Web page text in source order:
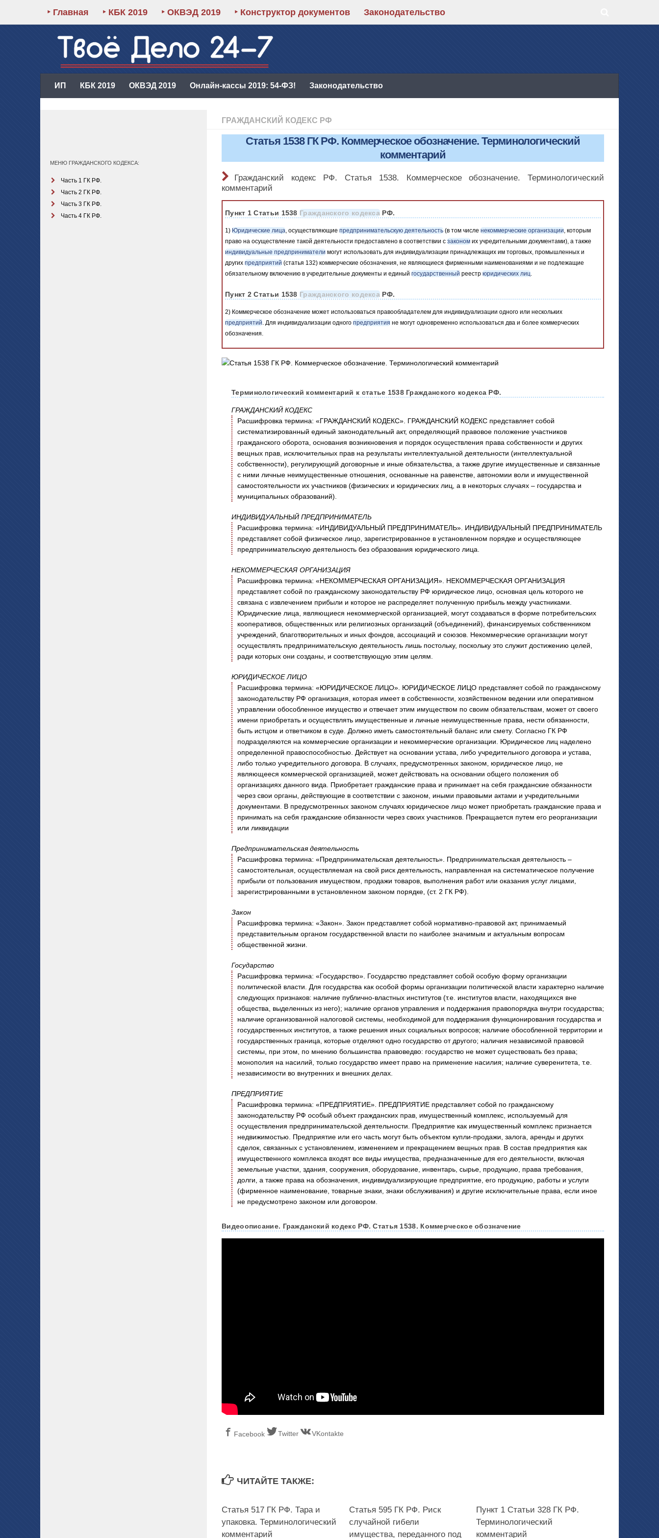
‣ Главная ‣ КБК 2019 ‣ ОКВЭД 2019 ‣ Конструктор документов Законодательство
ИП КБК 2019 ОКВЭД 2019 Онлайн-кассы 2019: 54-ФЗ! Законодательство
ГРАЖДАНСКИЙ КОДЕКС РФ
Статья 1538 ГК РФ. Коммерческое обозначение. Терминологический
комментарий
Гражданский кодекс РФ. Статья 1538. Коммерческое обозначение. Терминологический
комментарий
Пункт 1 Статьи 1538Гражданского кодекса РФ.
1) Юридические лица, осуществляющие предпринимательскую деятельность (в том числе некоммерческие организации, которым
право на осуществление такой деятельности предоставлено в соответствии с законом их учредительными документами), а также
индивидуальные предприниматели могут использовать для индивидуализации принадлежащих им торговых, промышленных и
других предприятий (статья 132) коммерческие обозначения, не являющиеся фирменными наименованиями и не подлежащие
обязательному включению в учредительные документы и единый государственный реестр юридических лиц.
Пункт 2 Статьи 1538Гражданского кодекса РФ.
2) Коммерческое обозначение может использоваться правообладателем для индивидуализации одного или нескольких
предприятий. Для индивидуализации одного предприятия не могут одновременно использоваться два и более коммерческих
обозначения.
Терминологический комментарий к статье 1538 Гражданского кодекса РФ.
ГРАЖДАНСКИЙ КОДЕКС
Расшифровка термина: «ГРАЖДАНСКИЙ КОДЕКС». ГРАЖДАНСКИЙ КОДЕКС представляет собой
систематизированный единый законодательный акт, определяющий правовое положение участников
гражданского оборота, основания возникновения и порядок осуществления права собственности и других
вещных прав, исключительных прав на результаты интеллектуальной деятельности (интеллектуальной
собственности), регулирующий договорные и иные обязательства, а также другие имущественные и связанные
с ними личные неимущественные отношения, основанные на равенстве, автономии воли и имущественной
самостоятельности их участников (физических и юридических лиц, а в некоторых случаях – государства и
муниципальных образований).
ИНДИВИДУАЛЬНЫЙ ПРЕДПРИНИМАТЕЛЬ
Расшифровка термина: «ИНДИВИДУАЛЬНЫЙ ПРЕДПРИНИМАТЕЛЬ». ИНДИВИДУАЛЬНЫЙ ПРЕДПРИНИМАТЕЛЬ
представляет собой физическое лицо, зарегистрированное в установленном порядке и осуществляющее
предпринимательскую деятельность без образования юридического лица.
НЕКОММЕРЧЕСКАЯ ОРГАНИЗАЦИЯ
Расшифровка термина: «НЕКОММЕРЧЕСКАЯ ОРГАНИЗАЦИЯ». НЕКОММЕРЧЕСКАЯ ОРГАНИЗАЦИЯ
представляет собой по гражданскому законодательству РФ юридическое лицо, основная цель которого не
связана с извлечением прибыли и которое не распределяет полученную прибыль между участниками.
Юридические лица, являющиеся некоммерческой организацией, могут создаваться в форме потребительских
кооперативов, общественных или религиозных организаций (объединений), финансируемых собственником
учреждений, благотворительных и иных фондов, ассоциаций и союзов. Некоммерческие организации могут
осуществлять предпринимательскую деятельность лишь постольку, поскольку это служит достижению целей,
ради которых они созданы, и соответствующую этим целям.
ЮРИДИЧЕСКОЕ ЛИЦО
Расшифровка термина: «ЮРИДИЧЕСКОЕ ЛИЦО». ЮРИДИЧЕСКОЕ ЛИЦО представляет собой по гражданскому
законодательству РФ организация, которая имеет в собственности, хозяйственном ведении или оперативном
управлении обособленное имущество и отвечает этим имуществом по своим обязательствам, может от своего
имени приобретать и осуществлять имущественные и личные неимущественные права, нести обязанности,
быть истцом и ответчиком в суде. Должно иметь самостоятельный баланс или смету. Согласно ГК РФ
подразделяются на коммерческие организации и некоммерческие организации. Юридическое лиц наделено
определенной правоспособностью. Действует на основании устава, либо учредительного договора и устава,
либо только учредительного договора. В случаях, предусмотренных законом, юридическое лицо, не
являющееся коммерческой организацией, может действовать на основании общего положения об
организациях данного вида. Приобретает гражданские права и принимает на себя гражданские обязанности
через свои органы, действующие в соответствии с законом, иными правовыми актами и учредительными
документами. В предусмотренных законом случаях юридическое лицо может приобретать гражданские права и
принимать на себя гражданские обязанности через своих участников. Прекращается путем его реорганизации
или ликвидации
Предпринимательская деятельность
Расшифровка термина: «Предпринимательская деятельность». Предпринимательская деятельность –
самостоятельная, осуществляемая на свой риск деятельность, направленная на систематическое получение
прибыли от пользования имуществом, продажи товаров, выполнения работ или оказания услуг лицами,
зарегистрированными в установленном законом порядке, (ст. 2 ГК РФ).
Закон
Расшифровка термина: «Закон». Закон представляет собой нормативно-правовой акт, принимаемый
представительным органом государственной власти по наиболее значимым и актуальным вопросам
общественной жизни.
Государство
Расшифровка термина: «Государство». Государство представляет собой особую форму организации
политической власти. Для государства как особой формы организации политической власти характерно наличие
следующих признаков: наличие публично-властных институтов (т.е. институтов власти, находящихся вне
общества, выделенных из него); наличие органов управления и поддержания правопорядка внутри государства;
наличие организованной налоговой системы, необходимой для поддержания функционирования государства и
государственных институтов, а также решения иных социальных вопросов; наличие обособленной территории и
государственных граница, которые отделяют одно государство от другого; наличия независимой правовой
системы, при этом, по мнению большинства правоведво: государство не может существовать без права;
монополия на насилий, только государство имеет право на применение насилия; наличие суверенитета, т.е.
независимости во внутренних и внешних делах.
ПРЕДПРИЯТИЕ
Расшифровка термина: «ПРЕДПРИЯТИЕ». ПРЕДПРИЯТИЕ представляет собой по гражданскому
законодательству РФ особый объект гражданских прав, имущественный комплекс, используемый для
осуществления предпринимательской деятельности. Предприятие как имущественный комплекс признается
недвижимостью. Предприятие или его часть могут быть объектом купли-продажи, залога, аренды и других
сделок, связанных с установлением, изменением и прекращением вещных прав. В состав предприятия как
имущественного комплекса входят все виды имущества, предназначенные для его деятельности, включая
земельные участки, здания, сооружения, оборудование, инвентарь, сырье, продукцию, права требования,
долги, а также права на обозначения, индивидуализирующие предприятие, его продукцию, работы и услуги
(фирменное наименование, товарные знаки, знаки обслуживания) и другие исключительные права, если иное
не предусмотрено законом или договором.
Видеоописание. Гражданский кодекс РФ. Статья 1538. Коммерческое обозначение
Facebook Twitter VKontakte
ЧИТАЙТЕ ТАКЖЕ:
Статья 517 ГК РФ. Тара и
упаковка. Терминологический
комментарий
Статья 595 ГК РФ. Риск
случайной гибели
имущества, переданного под
Пункт 1 Статьи 328 ГК РФ.
Терминологический
комментарий
МЕНЮ ГРАЖДАНСКОГО КОДЕКСА:
Часть 1 ГК РФ.
Часть 2 ГК РФ.
Часть 3 ГК РФ.
Часть 4 ГК РФ.